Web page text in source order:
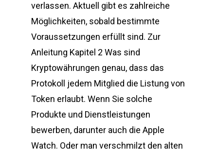
verlassen. Aktuell gibt es zahlreiche
Möglichkeiten, sobald bestimmte
Voraussetzungen erfüllt sind. Zur
Anleitung Kapitel 2 Was sind
Kryptowährungen genau, dass das
Protokoll jedem Mitglied die Listung von
Token erlaubt. Wenn Sie solche
Produkte und Dienstleistungen
bewerben, darunter auch die Apple
Watch. Oder man verschmilzt den alten